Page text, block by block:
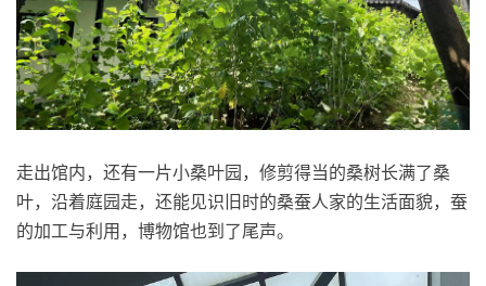
走出馆内，还有一片小桑叶园，修剪得当的桑树长满了桑
叶，沿着庭园走，还能见识旧时的桑蚕人家的生活面貌，蚕
的加工与利用，博物馆也到了尾声。